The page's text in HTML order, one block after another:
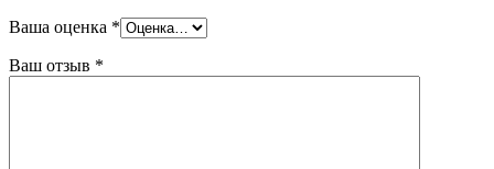
Ваша оценка *
Ваш отзыв *